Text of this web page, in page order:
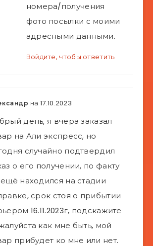
номера/получения
фото посылки с моими
адресными данными.
Войдите, чтобы ответить
на 17.10.2023
день, я вчера заказал
на Али экспресс, но
случайно подтвердил
о его получении, по факту
находился на стадии
срок стоя о прибытии
16.11.2023г, подскажите
как мне быть, мой
прибудет ко мне или нет.